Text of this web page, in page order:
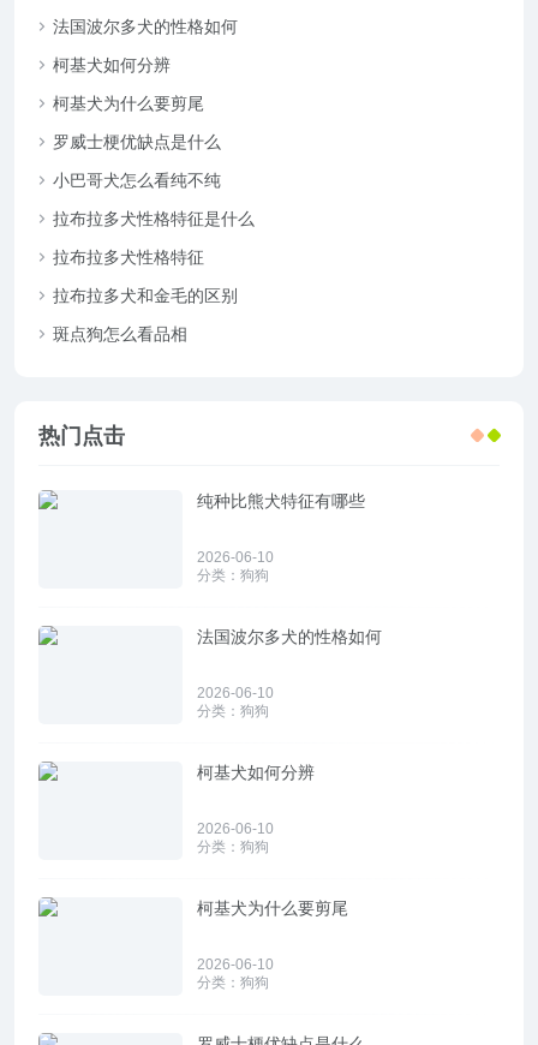
法国波尔多犬的性格如何
柯基犬如何分辨
柯基犬为什么要剪尾
罗威士梗优缺点是什么
小巴哥犬怎么看纯不纯
拉布拉多犬性格特征是什么
拉布拉多犬性格特征
拉布拉多犬和金毛的区别
斑点狗怎么看品相
热门点击
纯种比熊犬特征有哪些
2026-06-10
分类： 狗狗
法国波尔多犬的性格如何
2026-06-10
分类： 狗狗
柯基犬如何分辨
2026-06-10
分类： 狗狗
柯基犬为什么要剪尾
2026-06-10
分类： 狗狗